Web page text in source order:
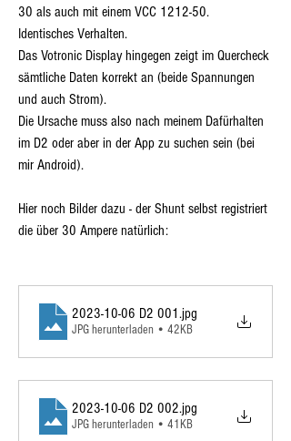
30 als auch mit einem VCC 1212-50.
Identisches Verhalten.
Das Votronic Display hingegen zeigt im Quercheck
sämtliche Daten korrekt an (beide Spannungen
und auch Strom).
Die Ursache muss also nach meinem Dafürhalten
im D2 oder aber in der App zu suchen sein (bei
mir Android).
Hier noch Bilder dazu - der Shunt selbst registriert
die über 30 Ampere natürlich:
2023-10-06 D2 001.jpg
JPG herunterladen • 42KB
2023-10-06 D2 002.jpg
JPG herunterladen • 41KB